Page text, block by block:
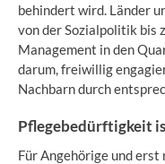
behindert wird. Länder
von der Sozialpolitik bis
Management in den
darum, freiwillig
Nachbarn durch
Pflegebedürftigkeit
Für Angehörige und